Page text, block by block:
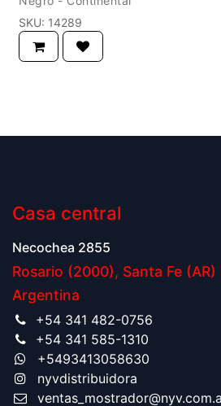
SKU: 14289
Casa central
Neco​chea 2855
Rosario (2000), Santa Fe (AR)
Argentina
+54 341 482-0756
+54 341 585-1310
+5493413058630
nyvdistribuidora​